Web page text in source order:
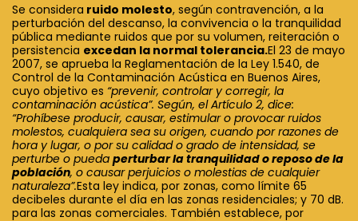
Se considera ruido molesto, según contravención, a la
perturbación del descanso, la convivencia o la tranquilidad
pública mediante ruidos que por su volumen, reiteración o
persistencia excedan la normal tolerancia.El 23 de mayo
2007, se aprueba la Reglamentación de la Ley 1.540, de
Control de la Contaminación Acústica en Buenos Aires,
cuyo objetivo es “prevenir, controlar y corregir, la
contaminación acústica”. Según, el Artículo 2, dice:
“Prohíbese producir, causar, estimular o provocar ruidos
molestos, cualquiera sea su origen, cuando por razones de
hora y lugar, o por su calidad o grado de intensidad, se
perturbe o pueda perturbar la tranquilidad o reposo de la
población, o causar perjuicios o molestias de cualquier
naturaleza”.Esta ley indica, por zonas, como límite 65
decibeles durante el día en las zonas residenciales; y 70 dB.
para las zonas comerciales. También establece, por